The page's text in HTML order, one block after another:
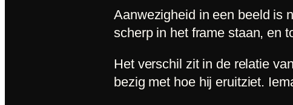
Aanwezigheid in een beeld is
scherp in het frame staan, en
Het verschil zit in de relatie
bezig met hoe hij eruitziet.